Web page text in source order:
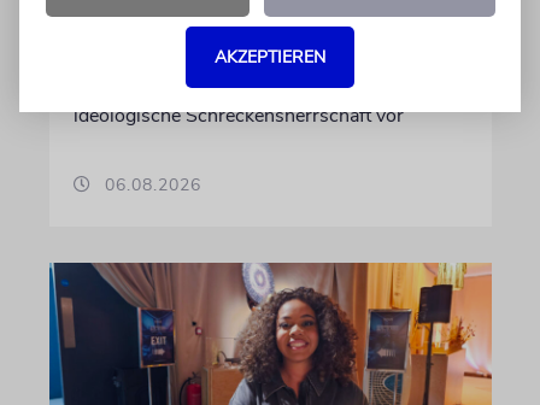
Journalist Jean Quatremer die beliebte
Tageszeitung »Libération«. Er wirft Kollegen
einen »entfesselten Antisemitismus« und eine
ideologische Schreckensherrschaft vor
06.08.2026
AKZEPTIEREN